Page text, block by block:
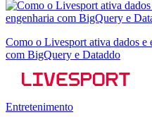
Como o Livesport ativa dados e
com BigQuery e Dataddo
Entretenimento